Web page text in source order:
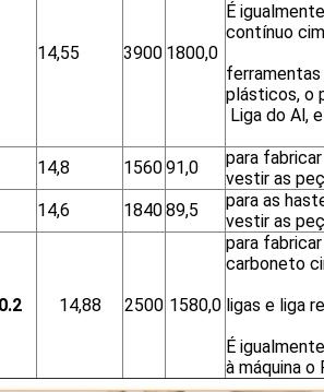
14,55 3900 1800,0
É
contínuo
ferramentas
plásticos, o
Liga do Al,
14,8 156091,0
para
vestir as
14,6 184089,5
para as
vestir as
14,88 2500 1580,0
para
carboneto
ligas e liga
É
à máquina o